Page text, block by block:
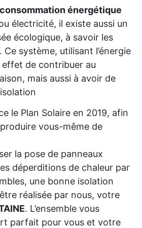
énergétique
électricité, il existe aussi un
écologique, à savoir les
Ce système, utilisant l’énergie
de contribuer au
mais aussi à avoir de
le Plan Solaire en 2019, afin
vous-même de
la pose de panneaux
déperditions de chaleur par
une bonne isolation
réalisée par nous, votre
. L’ensemble vous
parfait pour vous et votre